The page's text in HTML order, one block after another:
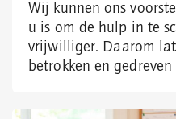
Wij kunnen ons
u is om de hulp in te
vrijwilliger. Daarom
betrokken en